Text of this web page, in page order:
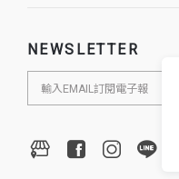
NEWSLETTER